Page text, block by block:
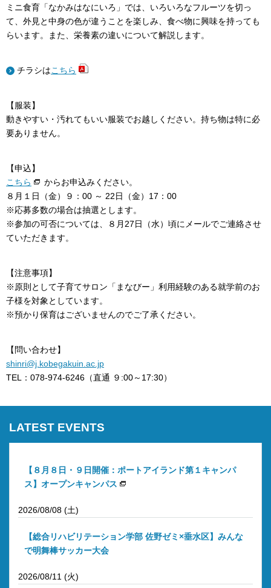
ミニ食育「なかみはなにいろ」では、いろいろなフルーツを切っ
て、外見と中身の色が違うことを楽しみ、食べ物に興味を持っても
らいます。また、栄養素の違いについて解説します。
チラシはこちら
【服装】
動きやすい・汚れてもいい服装でお越しください。持ち物は特に必
要ありません。
【申込】
こちら
からお申込みください。
８月１日（金）９：00 ～ 22日（金）17：00
※応募多数の場合は抽選とします。
※参加の可否については、８月27日（水）頃にメールでご連絡させ
ていただきます。
【注意事項】
※原則として子育てサロン「まなびー」利用経験のある就学前のお
子様を対象としています。
※預かり保育はございませんのでご了承ください。
【問い合わせ】
shinri@j.kobegakuin.ac.jp
TEL：078-974-6246（直通 ９:00～17:30）
LATEST EVENTS
【８月８日・９日開催：ポートアイランド第１キャンパ
ス】オープンキャンパス
2026/08/08 (土)
【総合リハビリテーション学部 佐野ゼミ×垂水区】みんな
で明舞棒サッカー大会
2026/08/11 (火)